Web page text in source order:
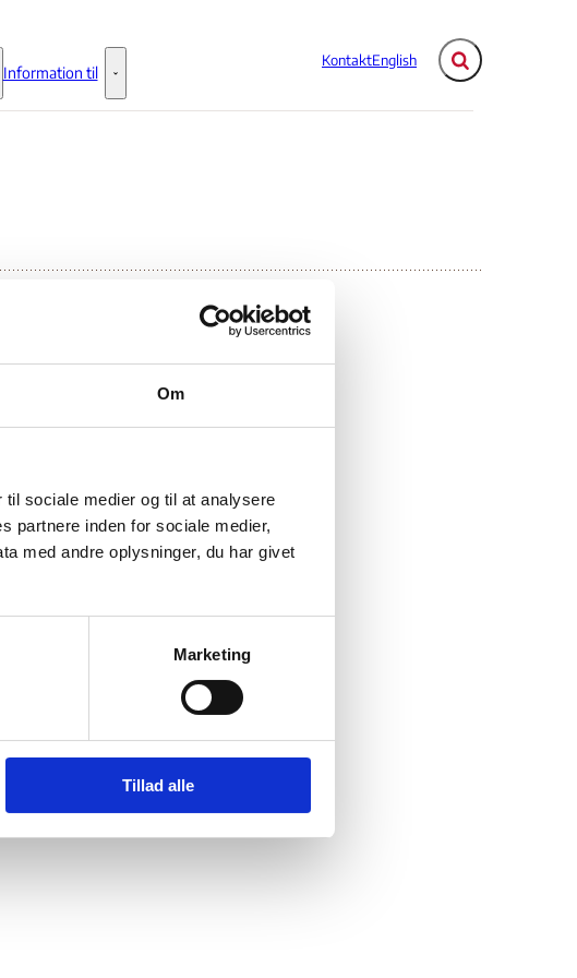
Om
sociale medier og til at analysere
partnere inden for sociale medier,
med andre oplysninger, du har givet
Marketing
Tillad alle
KontaktEnglish Fold søgefelt ud
- Flere links
Information til Information til - Flere links